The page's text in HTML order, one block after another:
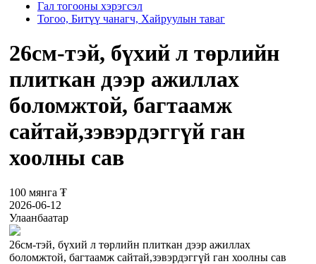
Гал тогооны хэрэгсэл
Тогоо, Битүү чанагч, Хайруулын таваг
26см-тэй, бүхий л төрлийн
плиткан дээр ажиллах
боломжтой, багтаамж
сайтай,зэвэрдэггүй ган
хоолны сав
100 мянга ₮
2026-06-12
Улаанбаатар
26см-тэй, бүхий л төрлийн плиткан дээр ажиллах
боломжтой, багтаамж сайтай,зэвэрдэггүй ган хоолны сав